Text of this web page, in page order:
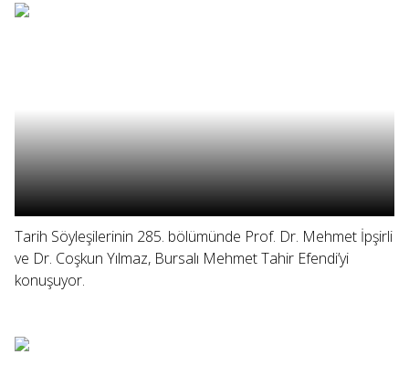
Tarih Söyleşilerinin 285. bölümünde Prof. Dr. Mehmet İpşirli
ve Dr. Coşkun Yılmaz, Bursalı Mehmet Tahir Efendi’yi
konuşuyor.